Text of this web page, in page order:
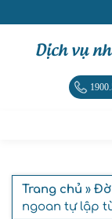
Dịch vụ
Trang chủ »
ngoan tự lập